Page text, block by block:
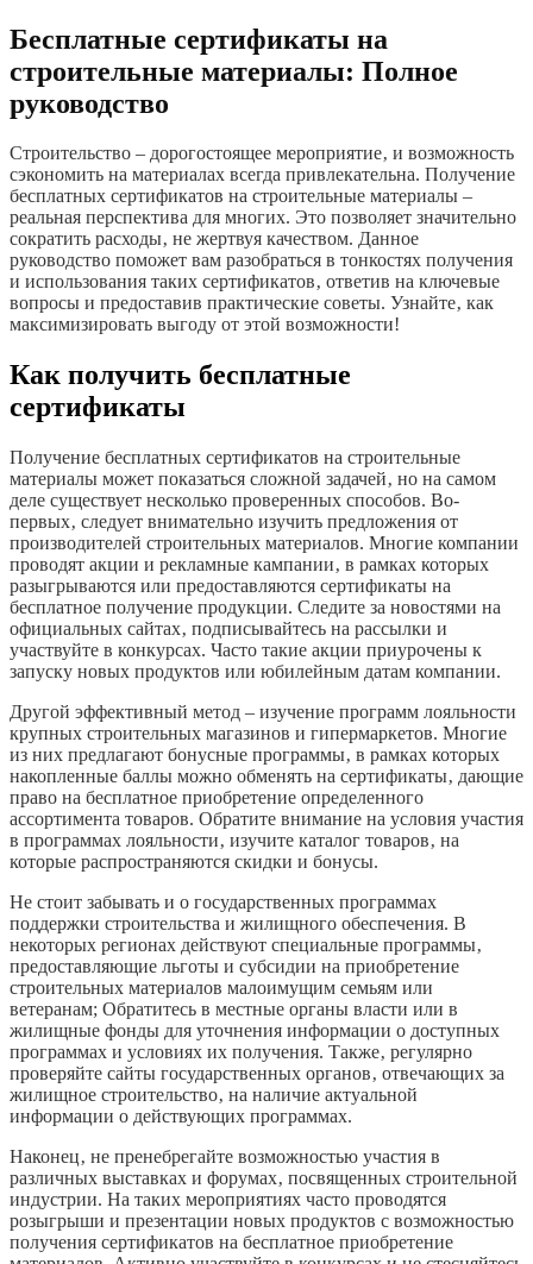
Бесплатные сертификаты на
строительные материалы: Полное
руководство
Строительство – дорогостоящее мероприятие‚ и возможность
сэкономить на материалах всегда привлекательна. Получение
бесплатных сертификатов на строительные материалы –
реальная перспектива для многих. Это позволяет значительно
сократить расходы‚ не жертвуя качеством. Данное
руководство поможет вам разобраться в тонкостях получения
и использования таких сертификатов‚ ответив на ключевые
вопросы и предоставив практические советы. Узнайте‚ как
максимизировать выгоду от этой возможности!
Как получить бесплатные
сертификаты
Получение бесплатных сертификатов на строительные
материалы может показаться сложной задачей‚ но на самом
деле существует несколько проверенных способов. Во-
первых‚ следует внимательно изучить предложения от
производителей строительных материалов. Многие компании
проводят акции и рекламные кампании‚ в рамках которых
разыгрываются или предоставляются сертификаты на
бесплатное получение продукции. Следите за новостями на
официальных сайтах‚ подписывайтесь на рассылки и
участвуйте в конкурсах. Часто такие акции приурочены к
запуску новых продуктов или юбилейным датам компании.
Другой эффективный метод – изучение программ лояльности
крупных строительных магазинов и гипермаркетов. Многие
из них предлагают бонусные программы‚ в рамках которых
накопленные баллы можно обменять на сертификаты‚ дающие
право на бесплатное приобретение определенного
ассортимента товаров. Обратите внимание на условия участия
в программах лояльности‚ изучите каталог товаров‚ на
которые распространяются скидки и бонусы.
Не стоит забывать и о государственных программах
поддержки строительства и жилищного обеспечения. В
некоторых регионах действуют специальные программы‚
предоставляющие льготы и субсидии на приобретение
строительных материалов малоимущим семьям или
ветеранам; Обратитесь в местные органы власти или в
жилищные фонды для уточнения информации о доступных
программах и условиях их получения. Также‚ регулярно
проверяйте сайты государственных органов‚ отвечающих за
жилищное строительство‚ на наличие актуальной
информации о действующих программах.
Наконец‚ не пренебрегайте возможностью участия в
различных выставках и форумах‚ посвященных строительной
индустрии. На таких мероприятиях часто проводятся
розыгрыши и презентации новых продуктов с возможностью
получения сертификатов на бесплатное приобретение